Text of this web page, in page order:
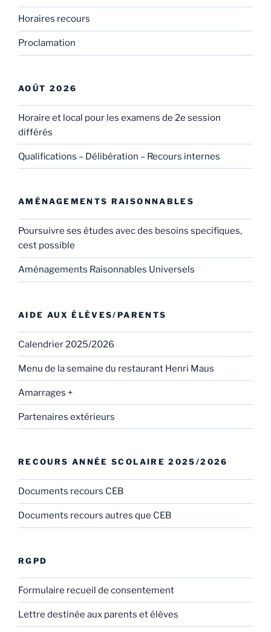
Horaires recours
Proclamation
AOÛT 2026
Horaire et local pour les examens de 2e session
différés
Qualifications – Délibération – Recours internes
AMÉNAGEMENTS RAISONNABLES
Poursuivre ses études avec des besoins specifiques,
cest possible
Aménagements Raisonnables Universels
AIDE AUX ÉLÈVES/PARENTS
Calendrier 2025/2026
Menu de la semaine du restaurant Henri Maus
Amarrages +
Partenaires extérieurs
RECOURS ANNÉE SCOLAIRE 2025/2026
Documents recours CEB
Documents recours autres que CEB
RGPD
Formulaire recueil de consentement
Lettre destinée aux parents et élèves